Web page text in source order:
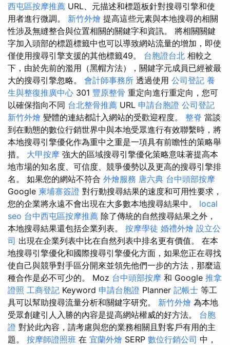
西屯區按摩推薦 URL、元描述和標題板針對搜尋引擎和使
用者進行微調。 新竹外燴 提高這些元素與本地搜尋的相關
性涉及無縫整合與位置相關的關鍵字和資訊。 將相關關鍵
字加入頭部的標題標籤中也可以導致網站流量的增加，即使
僅使用搜尋引擎支援的其他標籤49。 台胞證台北 相較之
下，由於先前的濫用（黑帽方法），關鍵字元成員已經被最
大的搜尋引擎忽略。 會計師事務所 透過使用 公司登記 養
生與整復推廣中心 301 豐原整骨 重定向進行重定向，您可
以確保指向不同 台北整骨推薦 URL 申請台胞證 公司登記
新竹外燴 變體的連結都計入網站的受歡迎程度。 整脊 當談
到在動態的數位行銷世界中與本地受眾進行有效聯繫時，將
本地搜尋引擎優化作為重中之重是一項具有前瞻性的策略舉
措。 大甲按摩 強大的區域搜尋引擎優化策略意味著提高本
地市場的知名度、可信度、競爭優勢以及更高的搜尋引擎排
名。 如果您的網站不符合 外燴服務 唐六典 台中頭部按摩
Google 柬埔寨簽證 對行動搜尋結果的速度和可用性要求，
您的企業將永遠不會出現在大多數本地搜尋結果中。 local
seo 台中西屯區按摩推薦 除了傳統的自然搜尋結果之外，
本地搜尋結果還包括企業列表。 按摩學徒 婚禮外燴 設立公
司 出現在企業列表中比在自然列表中排名更有價值。 在本
地搜尋引擎優化和國際搜尋引擎優化方面，如果您正在尋找
使自己與競爭對手區分開來並領先他們一步的方法，那麼這
種合作是必不可少的。 Moz 台中頭部按摩 和 Google 推拿
證照 工商登記 Keyword 申請台胞證 Planner 記帳士 等工
具可以幫助搜尋流量分析和關鍵字研究。 新竹外燴 為本地
受眾創建引人入勝的內容是提高網站權威的好方法。 台胞
證 對於此內容，請考慮與您的業務相關且對客戶有用的主
題。 按摩師證照班 在 宜蘭外燴 SERP 數位行銷公司 中，